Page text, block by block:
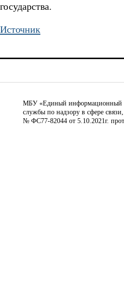
государства.
Источник
МБУ «Единый информационный
службы по надзору в сфере
№ ФС77-82044 от 5.10.2021г.